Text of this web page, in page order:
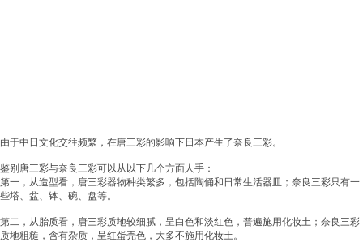
由于中日文化交往频繁，在唐三彩的影响下日本产生了奈良三彩。
鉴别唐三彩与奈良三彩可以从以下几个方面人手：
第一，从造型看，唐三彩器物种类繁多，包括陶俑和日常生活器皿；奈良三彩只有一
些塔、盆、钵、碗、盘等。
第二，从胎质看，唐三彩质地较细腻，呈白色和淡红色，普遍施用化妆土；奈良三彩
质地粗糙，含有杂质，呈红蛋壳色，大多不施用化妆土。